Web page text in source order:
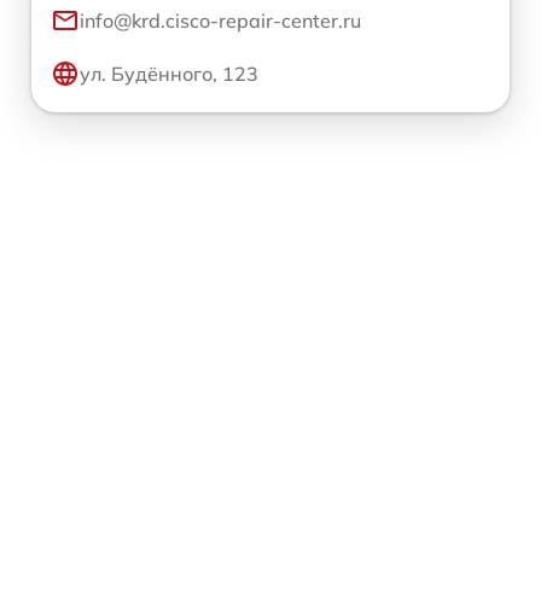
info@krd.cisco-repair-center.ru
ул. Будённого, 123